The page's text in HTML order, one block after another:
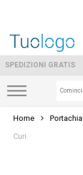
main
SPEDIZIONI GRATIS
Home
Curi